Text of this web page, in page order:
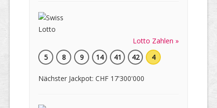
Lotto Zahlen »
5
8 9 14 41 42 4
Nächster Jackpot: CHF 17'300'000